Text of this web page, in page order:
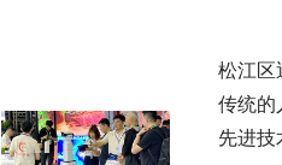
松江区
传统的
先进技